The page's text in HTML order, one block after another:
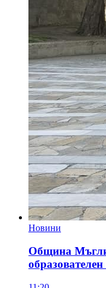
Новини
Община